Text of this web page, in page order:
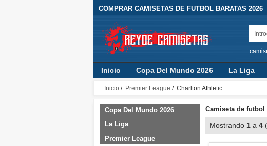
COMPRAR CAMISETAS DE FUTBOL BARATAS 2026
Inicio Copa Del Mundo 2026 La Liga
Inicio / Premier League / Charlton Athletic
Copa Del Mundo 2026
La Liga
Premier League
Camiseta de
Mostrando 1 a 4